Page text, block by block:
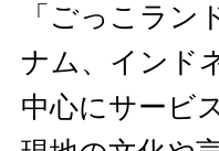
「ごっこラ
ナム、インド
中心にサービ